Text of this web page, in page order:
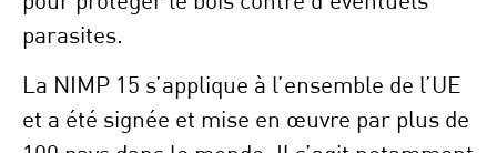
parasites.
La NIMP 15 s’applique à l’ensemble de l’UE
et a été signée et mise en œuvre par plus de